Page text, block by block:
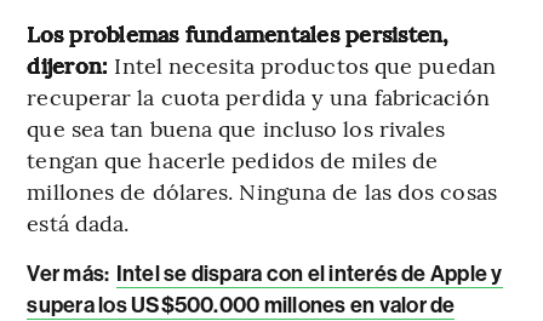
Los problemas fundamentales persisten,
dijeron: Intel necesita productos que puedan
recuperar la cuota perdida y una fabricación
que sea tan buena que incluso los rivales
tengan que hacerle pedidos de miles de
millones de dólares. Ninguna de las dos cosas
está dada.
Ver más: Intel se dispara con el interés de Apple y
supera los US$500.000 millones en valor de